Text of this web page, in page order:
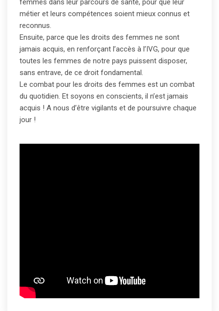
femmes dans leur parcours de santé, pour que leur
métier et leurs compétences soient mieux connus et
reconnus.
Ensuite, parce que les droits des femmes ne sont
jamais acquis, en renforçant l’accès à l’IVG, pour que
toutes les femmes de notre pays puissent disposer,
sans entrave, de ce droit fondamental.
Le combat pour les droits des femmes est un combat
du quotidien. Et soyons en conscients, il n’est jamais
acquis ! A nous d’être vigilants et de poursuivre chaque
jour !